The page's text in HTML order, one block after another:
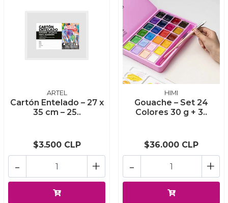
ARTEL
Cartón Entelado – 27 x
35 cm – 25..
$3.500 CLP
+
-
HIMI
Gouache – Set 24
Colores 30 g + 3..
$36.000 CLP
+
-